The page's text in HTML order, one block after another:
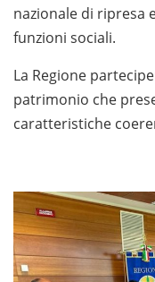
nazionale di ripresa
funzioni sociali.
La Regione
patrimonio che
caratteristiche